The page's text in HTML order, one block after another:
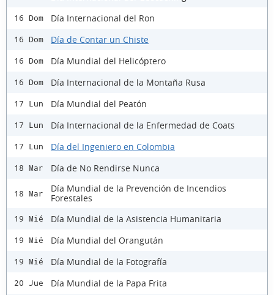
16 Dom Día Internacional del Ron
16 Dom Día de Contar un Chiste
16 Dom Día Mundial del Helicóptero
16 Dom Día Internacional de la Montaña Rusa
17 Lun Día Mundial del Peatón
17 Lun Día Internacional de la Enfermedad de Coats
17 Lun Día del Ingeniero en Colombia
18 Mar Día de No Rendirse Nunca
18 Mar
Día Mundial de la Prevención de Incendios
Forestales
19 Mié Día Mundial de la Asistencia Humanitaria
19 Mié Día Mundial del Orangután
19 Mié Día Mundial de la Fotografía
20 Jue Día Mundial de la Papa Frita